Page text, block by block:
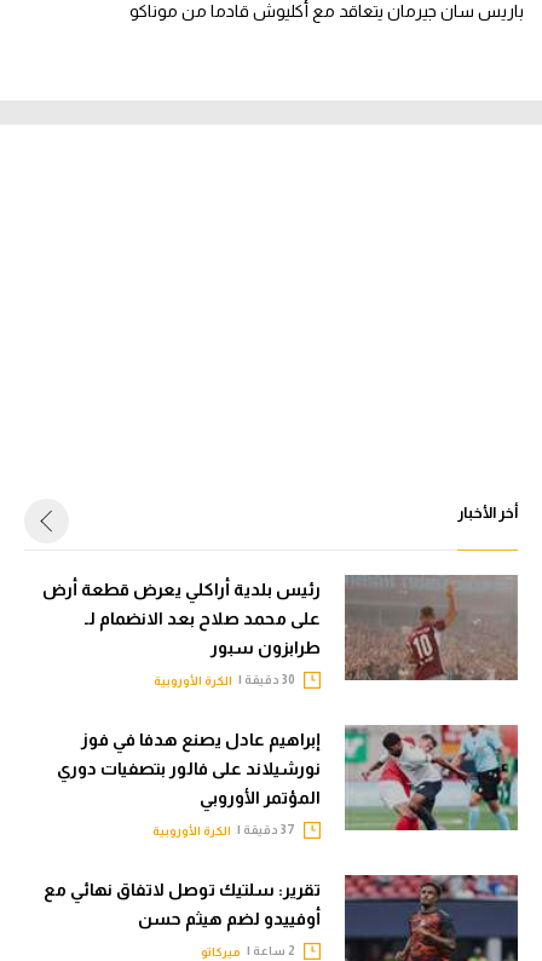
باريس سان جيرمان يتعاقد مع أكليوش قادما من موناكو
أخر الأخبار
رئيس بلدية أراكلي يعرض قطعة أرض
على محمد صلاح بعد الانضمام لـ
طرابزون سبور
الكرة الأوروبية
إبراهيم عادل يصنع هدفا في فوز
نورشيلاند على فالور بتصفيات دوري
المؤتمر الأوروبي
الكرة الأوروبية
تقرير: سلتيك توصل لاتفاق نهائي مع
أوفييدو لضم هيثم حسن
ميركاتو